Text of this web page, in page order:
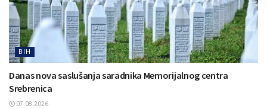
BIH
Danas nova saslušanja saradnika Memorijalnog centra
Srebrenica
07.08.2026.